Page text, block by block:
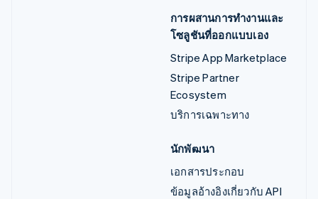
การผสานการทำงานและ
โซลูชันที่ออกแบบเอง
Stripe App Marketplace
Stripe Partner
Ecosystem
บริการเฉพาะทาง
นักพัฒนา
เอกสารประกอบ
ข้อมูลอ้างอิงเกี่ยวกับ API